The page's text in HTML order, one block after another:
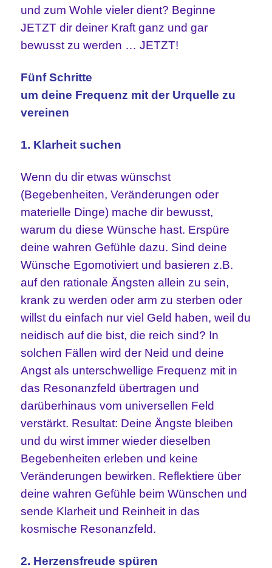
und zum Wohle vieler dient? Beginne
JETZT dir deiner Kraft ganz und gar
bewusst zu werden … JETZT!
Fünf Schritte
um deine Frequenz mit der Urquelle zu
vereinen
1. Klarheit suchen
Wenn du dir etwas wünschst
(Begebenheiten, Veränderungen oder
materielle Dinge) mache dir bewusst,
warum du diese Wünsche hast. Erspüre
deine wahren Gefühle dazu. Sind deine
Wünsche Egomotiviert und basieren z.B.
auf den rationale Ängsten allein zu sein,
krank zu werden oder arm zu sterben oder
willst du einfach nur viel Geld haben, weil du
neidisch auf die bist, die reich sind? In
solchen Fällen wird der Neid und deine
Angst als unterschwellige Frequenz mit in
das Resonanzfeld übertragen und
darüberhinaus vom universellen Feld
verstärkt. Resultat: Deine Ängste bleiben
und du wirst immer wieder dieselben
Begebenheiten erleben und keine
Veränderungen bewirken. Reflektiere über
deine wahren Gefühle beim Wünschen und
sende Klarheit und Reinheit in das
kosmische Resonanzfeld.
2. Herzensfreude spüren